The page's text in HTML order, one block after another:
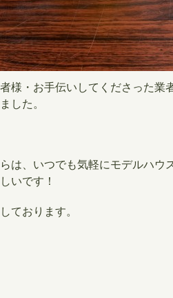
様・お手伝いしてくださった業
した。
は、いつでも気軽にモデルハウ
いです！
ております。